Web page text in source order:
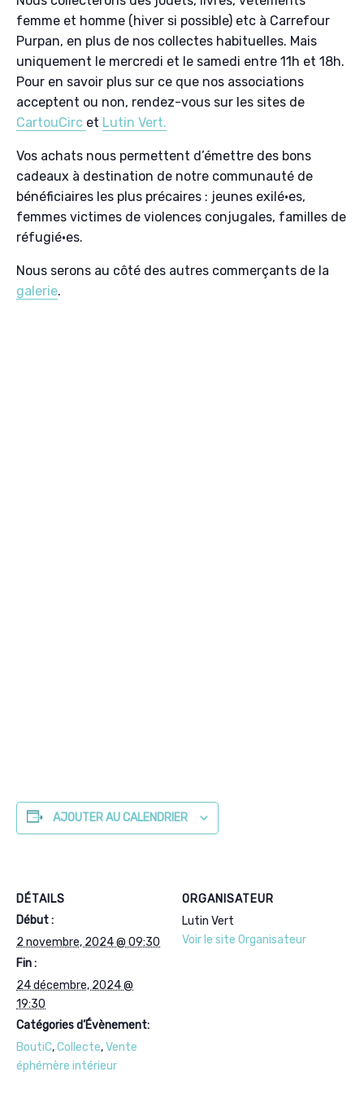
femme et homme (hiver si possible) etc à Carrefour
Purpan, en plus de nos collectes habituelles. Mais
uniquement le mercredi et le samedi entre 11h et 18h.
Pour en savoir plus sur ce que nos associations
acceptent ou non, rendez-vous sur les sites de
CartouCirc et Lutin Vert.
Vos achats nous permettent d’émettre des bons
cadeaux à destination de notre communauté de
bénéficiaires les plus précaires : jeunes exilé·es,
femmes victimes de violences conjugales, familles de
réfugié·es.
Nous serons au côté des autres commerçants de la
galerie.
AJOUTER AU CALENDRIER
DÉTAILS
Début :
2 novembre, 2024 @ 09:30
Fin :
24 décembre, 2024 @
19:30
Catégories d’Évènement:
BoutiC,Collecte,Vente
éphémère intérieur
ORGANISATEUR
Lutin Vert
Voir le site Organisateur